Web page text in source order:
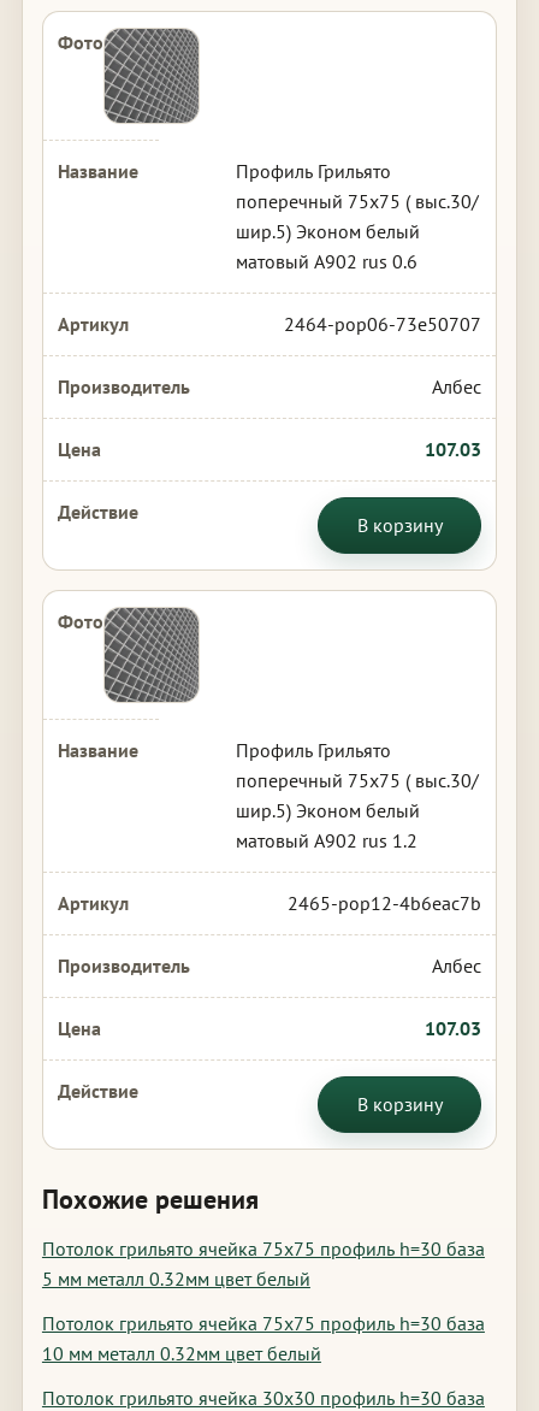
Профиль Грильято
поперечный 75х75 ( выс.30/
шир.5) Эконом белый
матовый А902 rus 0.6
2464-pop06-73e50707
Албес
107.03
В корзину
Профиль Грильято
поперечный 75х75 ( выс.30/
шир.5) Эконом белый
матовый А902 rus 1.2
2465-pop12-4b6eac7b
Албес
107.03
В корзину
Похожие решения
Потолок грильято ячейка 75х75 профиль h=30 база
5 мм металл 0.32мм цвет белый
Потолок грильято ячейка 75х75 профиль h=30 база
10 мм металл 0.32мм цвет белый
Потолок грильято ячейка 30х30 профиль h=30 база